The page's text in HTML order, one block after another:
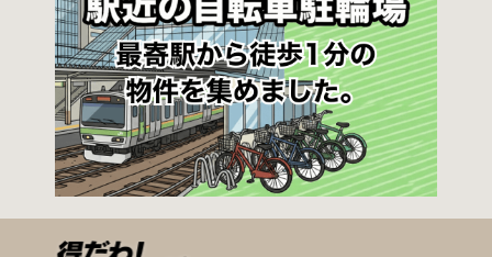
体：地階・1階・2階 一般：2,090円／月 学生：
1,670円／月 減免：1,040円／月 立体：上記以
外 一般：1,570円／月 学生：1,250円／月 減
免：780円／月 平面：屋根あり 一般：1,880円
／月 学生：1,470円／月 減免：940円／月 平
面：屋根なし 一般：1,570円／月 学生：1,250
円／月 減免：780円／月 一時利用料金 1日110
円で利用することができます。 堺市HPはこちら
吹田市の自転車駐輪場 利用方法 利用登録申請書
の提出